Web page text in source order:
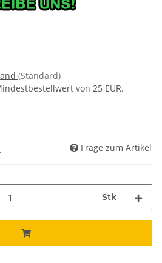
(Standard)
von 25 EUR.
Frage zum Artikel
Stk